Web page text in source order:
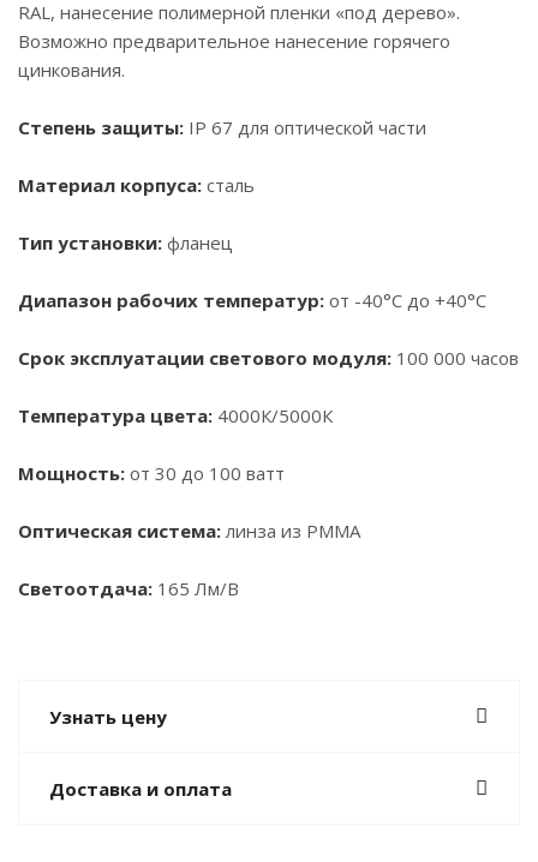
RAL, нанесение полимерной пленки «под дерево».
Возможно предварительное нанесение горячего
цинкования.
Степень защиты: IP 67 для оптической части
Материал корпуса: сталь
Тип установки: фланец
Диапазон рабочих температур: от -40°С до +40°С
Срок эксплуатации светового модуля: 100 000 часов
Температура цвета: 4000К/5000К
Мощность: от 30 до 100 ватт
Оптическая система:линза из PMMA
Светоотдача: 165 Лм/В
Узнать цену
Доставка и оплата